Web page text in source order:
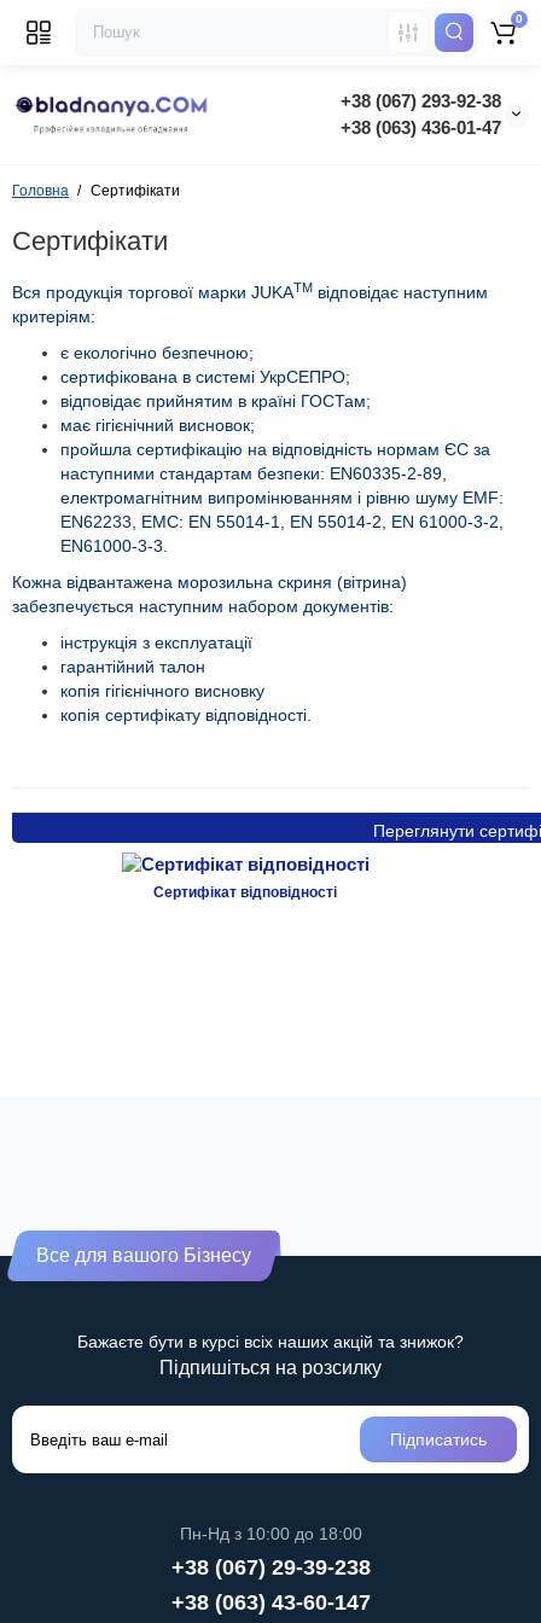
+38 (067) 293-92-38
+38 (063) 436-01-47
0
Головна Сертифікати
Сертифікати
Вся продукція торгової марки JUKATM відповідає наступним
критеріям:
є екологічно безпечною;
сертифікована в системі УкрСЕПРО;
відповідає прийнятим в країні ГОСТам;
має гігієнічний висновок;
пройшла сертифікацію на відповідність нормам ЄС за
наступними стандартам безпеки: EN60335-2-89,
електромагнітним випромінюванням і рівню шуму EMF:
EN62233, EMC: EN 55014-1, EN 55014-2, EN 61000-3-2,
EN61000-3-3.
Кожна відвантажена морозильна скриня (вітрина)
забезпечується наступним набором документів:
інструкція з експлуатації
гарантійний талон
копія гігієнічного висновку
копія сертифікату відповідності.
Переглянути
Сертифікат відповідності
Все для вашого Бізнесу
Бажаєте бути в курсі всіх наших акцій та знижок?
Підпишіться на розсилку
Підписатись
Пн-Нд з 10:00 до 18:00
+38 (067) 29-39-238
+38 (063) 43-60-147